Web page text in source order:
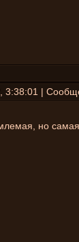
3:38:01 |
но